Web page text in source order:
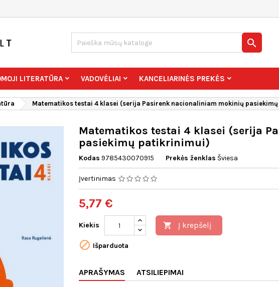

LITERATŪRA VADOVĖLIAI KANCELIARINĖS PREKĖS
Matematikos testai 4 klasei (serija Pasirenk nacionaliniam mokinių
Matematikos testai 4 klasei (serija
pasiekimų patikrinimui)
Kodas 9785430070915 Prekės ženklas Šviesa
Įvertinimas
5,77 €
Kiekis  Į krepšelį
 Išparduota
APRAŠYMAS ATSILIEPIMAI